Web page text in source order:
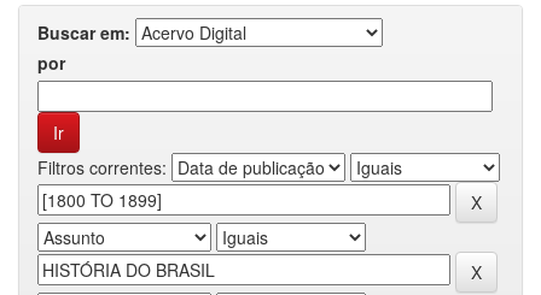
Buscar em:
por
Filtros correntes: